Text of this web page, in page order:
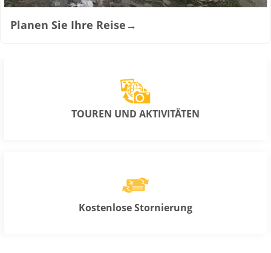
Planen Sie Ihre Reise→
TOUREN UND AKTIVITÄTEN
Kostenlose Stornierung